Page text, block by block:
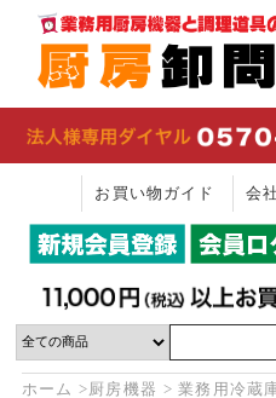
お買い物ガイド 会
ホーム 厨房機器 業務用冷蔵